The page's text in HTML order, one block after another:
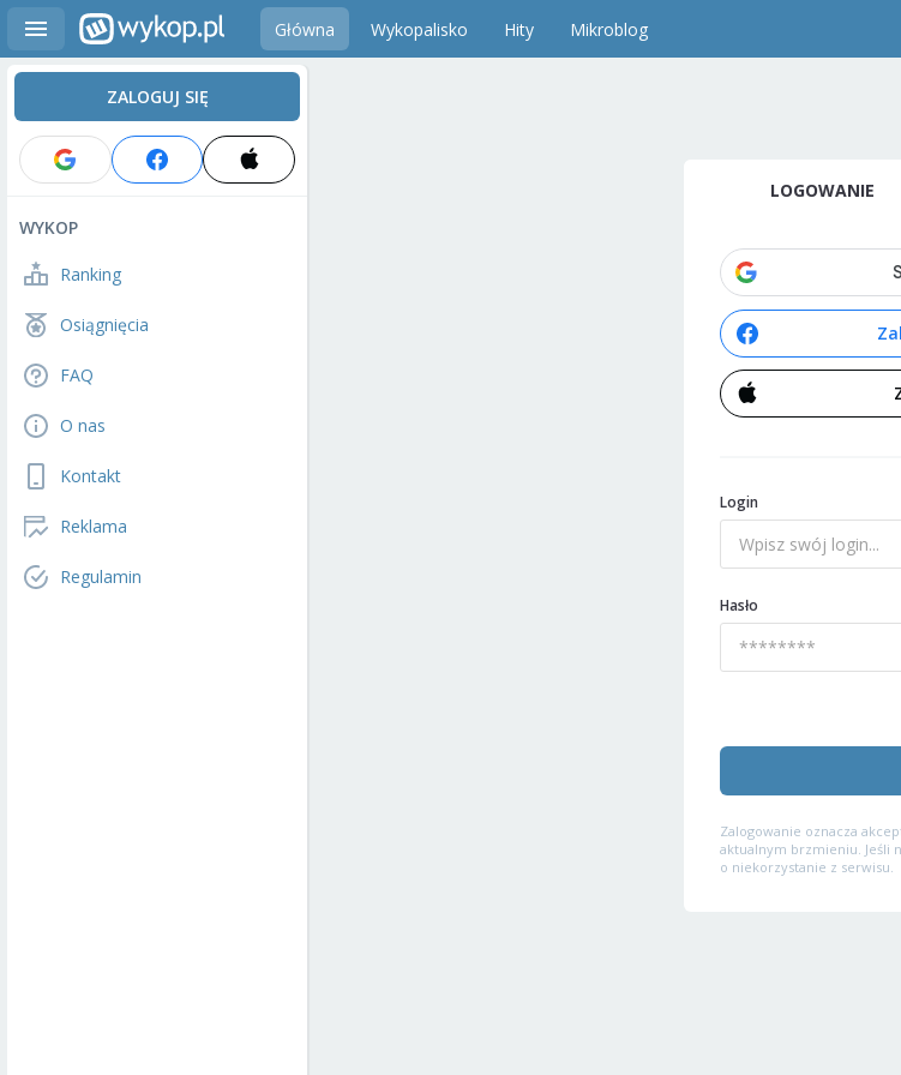
Główna Wykopalisko Hity Mikroblog
ZALOGUJ SIĘ
WYKOP
Ranking
Osiągnięcia
FAQ
O nas
Kontakt
Reklama
Regulamin
LOGOWANIE
Login
Hasło
Zalogowanie oznacza
aktualnym brzmieniu. Jeśli
o niekorzystanie z serwisu.